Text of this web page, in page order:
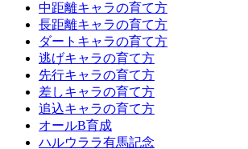
中距離キャラの育て方
長距離キャラの育て方
ダートキャラの育て方
逃げキャラの育て方
先行キャラの育て方
差しキャラの育て方
追込キャラの育て方
オールB育成
ハルウララ有馬記念